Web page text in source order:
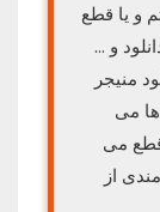
و یا قطع
و …
منیجر
می
قطع می
از